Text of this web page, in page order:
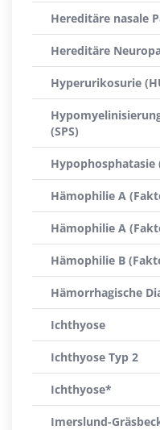
Hereditäre nasale
Hereditäre
Hyperurikosurie
(SPS)
Hypophosphatasie
Hämophilie A
Hämophilie A
Hämophilie B
Hämorrhagische
Ichthyose
Ichthyose Typ 2
Ichthyose*
Imerslund-